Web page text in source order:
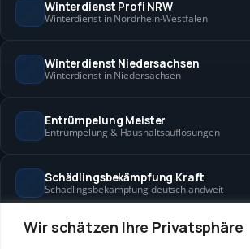
Wir schätzen Ihre Privatsphäre
Winterdienst Profi NRW
Winterdienst in Nordrhein-Westfalen
Winterdienst Niedersachsen
Winterdienst in Niedersachsen
Entrümpelung Meister
Entrümpelung & Haushaltsauflösungen
Schädlingsbekämpfung Kraft
Schädlingsbekämpfung deutschlandweit
Hanse Objektservice